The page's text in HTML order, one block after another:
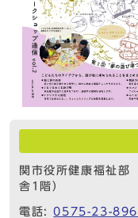
関市役所健康福祉部
舎1階）
電話:0575-23-